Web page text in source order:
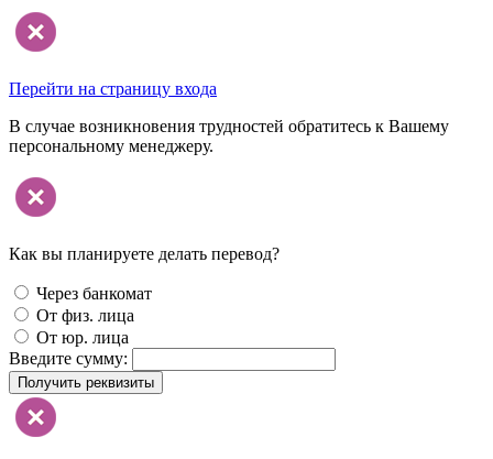
Перейти на страницу входа
В случае возникновения трудностей обратитесь к Вашему
персональному менеджеру.
Как вы планируете делать перевод?
Через банкомат
От физ. лица
От юр. лица
Введите сумму:
Получить реквизиты